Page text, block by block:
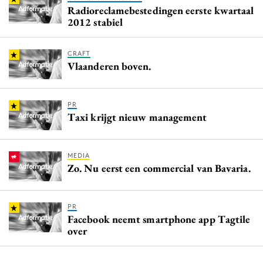
Radioreclamebestedingen eerste kwartaal
2012 stabiel
CRAFT
Vlaanderen boven.
PR
Taxi krijgt nieuw management
MEDIA
Zo. Nu eerst een commercial van Bavaria.
PR
Facebook neemt smartphone app Tagtile
over